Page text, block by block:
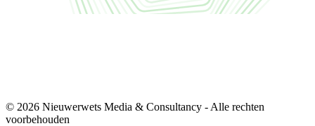
© 2026 Nieuwerwets Media & Consultancy - Alle rechten
voorbehouden